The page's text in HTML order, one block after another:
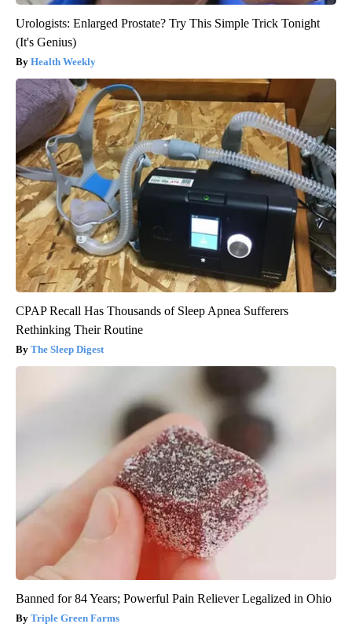
Urologists: Enlarged Prostate? Try This Simple Trick Tonight
(It's Genius)
Health Weekly
CPAP Recall Has Thousands of Sleep Apnea Sufferers
Rethinking Their Routine
The Sleep Digest
Banned for 84 Years; Powerful Pain Reliever Legalized in Ohio
Triple Green Farms